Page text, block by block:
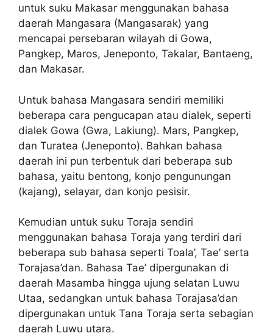
untuk suku Makasar menggunakan bahasa
daerah Mangasara (Mangasarak) yang
mencapai persebaran wilayah di Gowa,
Pangkep, Maros, Jeneponto, Takalar, Bantaeng,
dan Makasar.
Untuk bahasa Mangasara sendiri memiliki
beberapa cara pengucapan atau dialek, seperti
dialek Gowa (Gwa, Lakiung). Mars, Pangkep,
dan Turatea (Jeneponto). Bahkan bahasa
daerah ini pun terbentuk dari beberapa sub
bahasa, yaitu bentong, konjo pengunungan
(kajang), selayar, dan konjo pesisir.
Kemudian untuk suku Toraja sendiri
menggunakan bahasa Toraja yang terdiri dari
beberapa sub bahasa seperti Toala’, Tae’ serta
Torajasa’dan. Bahasa Tae’ dipergunakan di
daerah Masamba hingga ujung selatan Luwu
Utaa, sedangkan untuk bahasa Torajasa’dan
dipergunakan untuk Tana Toraja serta sebagian
daerah Luwu utara.